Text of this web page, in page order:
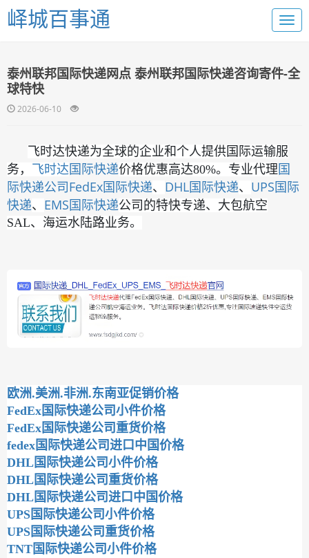
峄城百事通
泰州联邦国际快递网点 泰州联邦国际快递咨询寄件-全
球特快
2026-06-10
飞时达快递为全球的企业和个人提供国际运输服
务，
飞时达国际快递价格优惠高达80%。专业代理国
际快递公司FedEx国际快递、 DHL国际快递、 UPS国际
快递、 EMS国际快递公司的特快专递、大包航空
SAL、海运水陆路业务。
欧洲.美洲.非洲.东南亚促销价格
FedEx国际快递公司小件价格
FedEx国际快递公司重货价格
fedex国际快递公司进口中国价格
DHL国际快递公司小件价格
DHL国际快递公司重货价格
DHL国际快递公司进口中国价格
UPS国际快递公司小件价格
UPS国际快递公司重货价格
TNT国际快递公司小件价格